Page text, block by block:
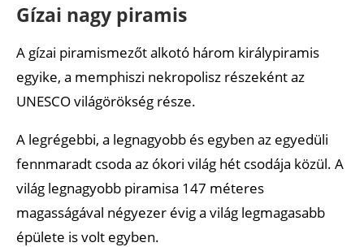
Gízai nagy piramis
A gízai piramismezőt alkotó három királypiramis
egyike, a memphiszi nekropolisz részeként az
UNESCO világörökség része.
A legrégebbi, a legnagyobb és egyben az egyedüli
fennmaradt csoda az ókori világ hét csodája közül. A
világ legnagyobb piramisa 147 méteres
magasságával négyezer évig a világ legmagasabb
épülete is volt egyben.